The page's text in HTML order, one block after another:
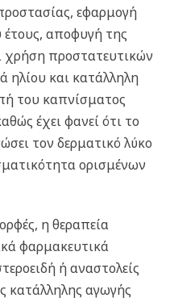
εφαρμογή
έτους, αποφυγή της
χρήση προστατευτικών
ηλίου και κατάλληλη
του καπνίσματος
έχει φανεί ότι το
τον δερματικό λύκο
ορισμένων
η θεραπεία
φαρμακευτικά
ή αναστολείς
κατάλληλης αγωγής